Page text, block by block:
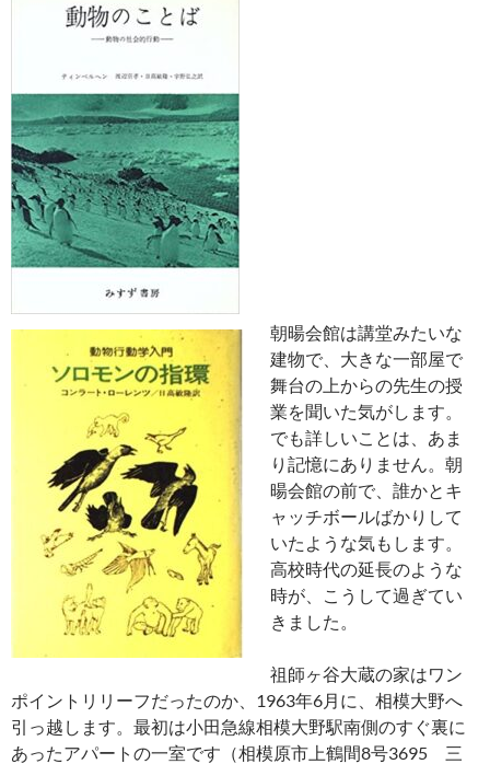
朝暘会館は講堂みたいな
建物で、大きな一部屋で
舞台の上からの先生の授
業を聞いた気がします。
でも詳しいことは、あま
り記憶にありません。朝
暘会館の前で、誰かとキ
ャッチボールばかりして
いたような気もします。
高校時代の延長のような
時が、こうして過ぎてい
きました。
祖師ヶ谷大蔵の家はワン
ポイントリリーフだったのか、1963年6月に、相模大野へ
引っ越します。最初は小田急線相模大野駅南側のすぐ裏に
あったアパートの一室です（相模原市上鶴間8号3695 三